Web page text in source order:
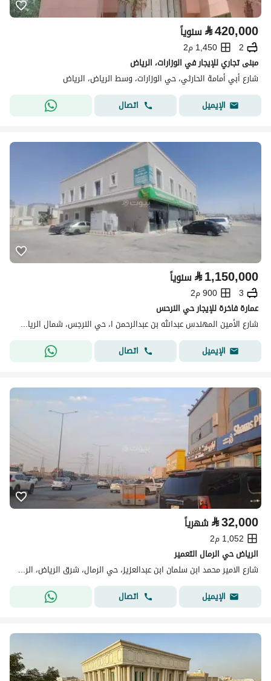
⃁420,000 سنوياً
2
1,450 م2
مبنى تجاري للإيجار في الوزارات، الرياض
شارع أبي أمامة الحارثي، حي الوزارات، وسط الرياض، الرياض
الإيميل
اتصال
⃁1,150,000 سنوياً
3
900 م2
عمارة فاخرة للإيجار حي النرحس
شارع الأمين المهندس عبدالله بن عبدالرحمن ا، حي النرجس، شمال الرياض، الرياض
الإيميل
اتصال
⃁32,000 شهرياً
1,052 م2
الرياض حي الرمال التعمير
شارع الامير محمد ابن سلمان ابن عبدالعزيز، حي الرمال، شرق الرياض، الرياض
الإيميل
اتصال